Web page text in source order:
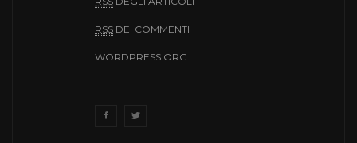
RSS DEI COMMENTI
WORDPRESS.ORG